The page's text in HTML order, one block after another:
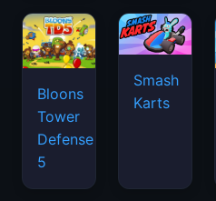
Bloons
Tower
Defense
5
Smash
Karts